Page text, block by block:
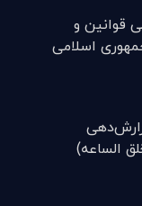
قوانين و
اسلامی
الساعه)